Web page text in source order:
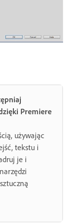
Premiere
używając
tekstu i
je i